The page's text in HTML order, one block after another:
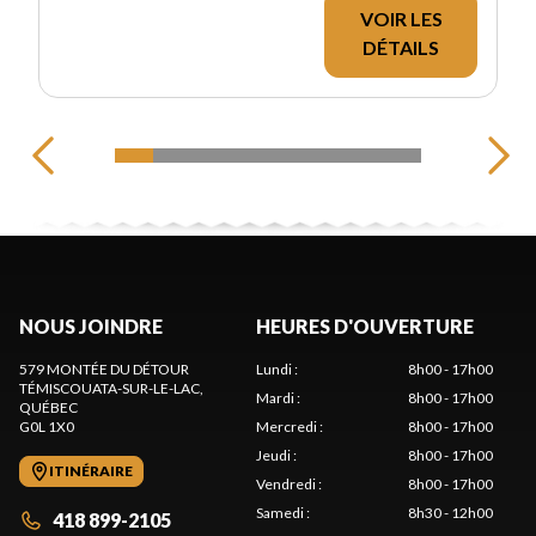
VOIR LES
DÉTAILS
NOUS JOINDRE
579 MONTÉE DU DÉTOUR
TÉMISCOUATA-SUR-LE-LAC
QUÉBEC
G0L 1X0
ITINÉRAIRE
418 899-2105
HEURES D'OUVERTURE
Lundi:
8h00 - 17h00
Mardi:
8h00 - 17h00
Mercredi:
8h00 - 17h00
Jeudi:
8h00 - 17h00
Vendredi:
8h00 - 17h00
Samedi:
8h30 - 12h00